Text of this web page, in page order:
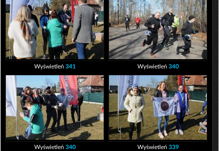
Wyświetleń 341 Wyświetleń 340
Wyświetleń 340 Wyświetleń 339